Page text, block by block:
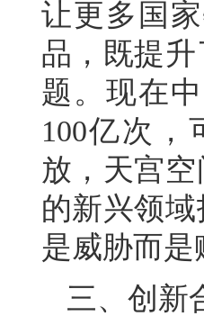
让更多国
品，既提
题。现在
100亿次
放，天宫
的新兴领
是威胁而是
三、创新